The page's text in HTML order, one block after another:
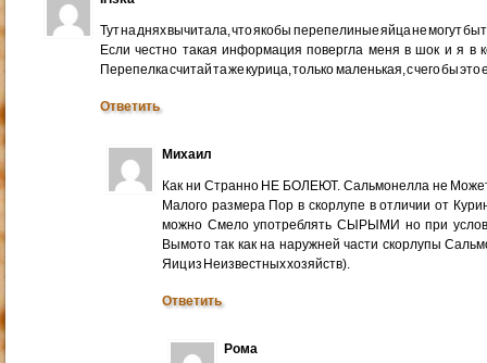
Тут на днях вычитала, что якобы перепелиные яйца не могут
Если честно такая информация повергла меня в шок и я в
Перепелка считай та же курица, только маленькая, с чего бы
Ответить
Михаил
Как ни Странно НЕ БОЛЕЮТ. Сальмонелла не
Малого размера Пор в скорлупе в отличии от
можно Смело употреблять СЫРЫМИ но при
Вымото так как на наружней части скорлупы
Яиц из Неизвестных хозяйств).
Ответить
Рома